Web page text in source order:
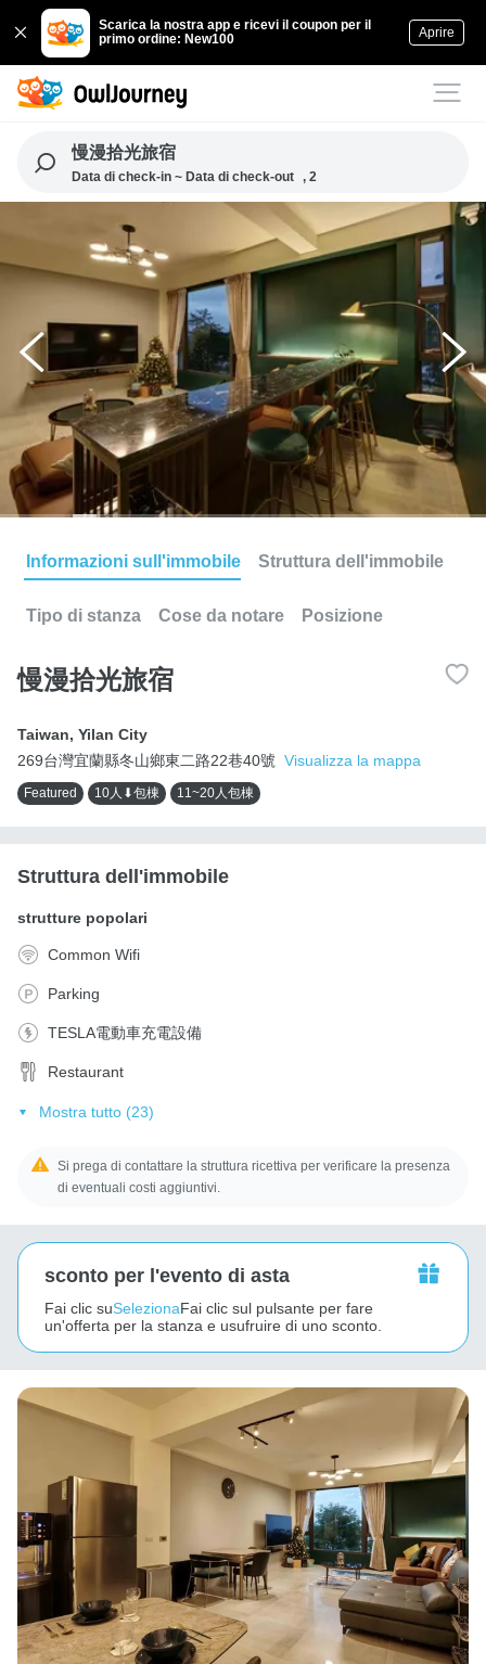
Scarica la nostra app e ricevi il coupon per il
primo ordine: New100
Aprire
慢漫拾光旅宿
Data di check-in ~ Data di check-out , 2
Informazioni sull'immobile Struttura dell'immobile
Tipo di stanza Cose da notare Posizione
慢漫拾光旅宿
Taiwan, Yilan City
269台灣宜蘭縣冬山鄉東二路22巷40號 Visualizza la mappa
Featured 10人⬇包棟 11~20人包棟
Struttura dell'immobile
strutture popolari
Common Wifi
Parking
TESLA電動車充電設備
Restaurant
Mostra tutto (23)
Si prega di contattare la struttura ricettiva per verificare la presenza
di eventuali costi aggiuntivi.
sconto per l'evento di asta
Fai clic suSelezionaFai clic sul pulsante per fare
un'offerta per la stanza e usufruire di uno sconto.